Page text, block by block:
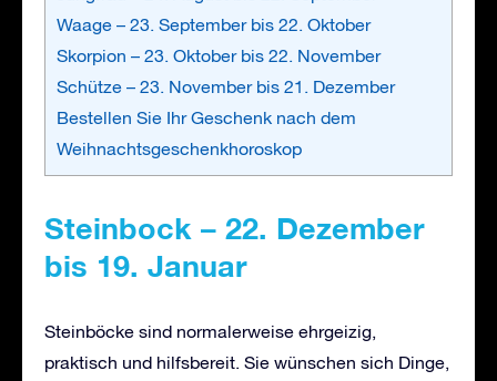
Waage – 23. September bis 22. Oktober
Skorpion – 23. Oktober bis 22. November
Schütze – 23. November bis 21. Dezember
Bestellen Sie Ihr Geschenk nach dem
Weihnachtsgeschenkhoroskop
Steinbock – 22. Dezember
bis 19. Januar
Steinböcke sind normalerweise ehrgeizig,
praktisch und hilfsbereit. Sie wünschen sich Dinge,